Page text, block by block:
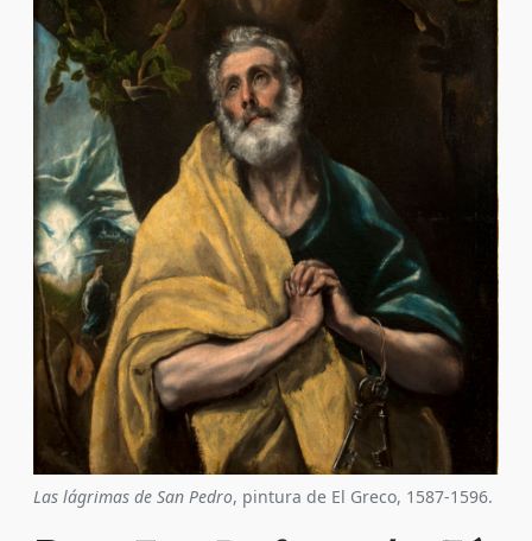
Las lágrimas de San Pedro, pintura de El Greco, 1587-1596.